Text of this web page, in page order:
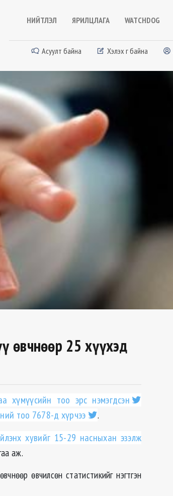
НИЙТЛЭЛ ЯРИЛЦЛАГА WATCHDOG
Асуулт байна Хэлэх үг байна
өвчнөөр 25 хүүхэд
хүмүүсийн тоо эрс нэмэгдсэн
тоо 7678-д хүрчээ
.
хувийг 15-29 насныхан эзэлж
аж.
өвчилсөн статистикийг нэгтгэн